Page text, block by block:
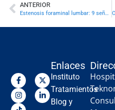
ANTERIOR
Estenosis foraminal lumbar: 9 señales de que tu ciática no es solo una hernia
Enlaces
Instituto
Tratamientos
Blog y